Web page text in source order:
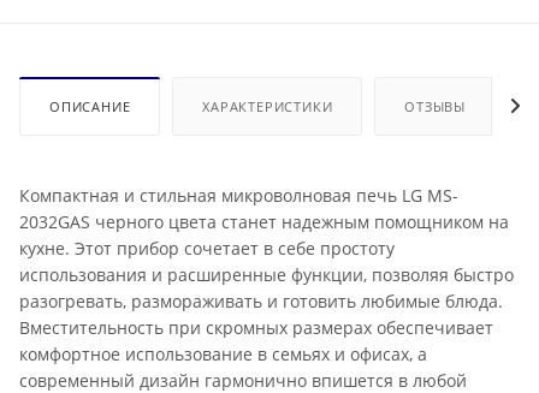
ОПИСАНИЕ ХАРАКТЕРИСТИКИ ОТЗЫВЫ
Компактная и стильная микроволновая печь LG MS-
2032GAS черного цвета станет надежным помощником на
кухне. Этот прибор сочетает в себе простоту
использования и расширенные функции, позволяя быстро
разогревать, размораживать и готовить любимые блюда.
Вместительность при скромных размерах обеспечивает
комфортное использование в семьях и офисах, а
современный дизайн гармонично впишется в любой